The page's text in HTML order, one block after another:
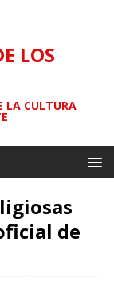
LOS
LA CULTURA
de